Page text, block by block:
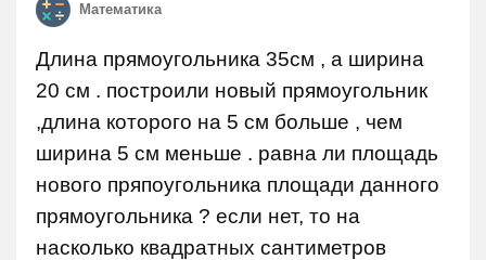
Математика
Длина прямоугольника 35см , а ширина
20 см . построили новый прямоугольник
,длина которого на 5 см больше , чем
ширина 5 см меньше . равна ли площадь
нового пряпоугольника площади данного
прямоугольника ? если нет, то на
насколько квадратных сантиметров